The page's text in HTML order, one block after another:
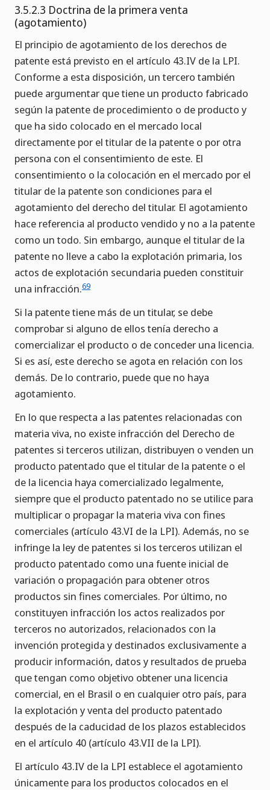
3.5.2.3 Doctrina de la primera venta
(agotamiento)
El principio de agotamiento de los derechos de
patente está previsto en el artículo 43.IV de la LPI.
Conforme a esta disposición, un tercero también
puede argumentar que tiene un producto fabricado
según la patente de procedimiento o de producto y
que ha sido colocado en el mercado local
directamente por el titular de la patente o por otra
persona con el consentimiento de este. El
consentimiento o la colocación en el mercado por el
titular de la patente son condiciones para el
agotamiento del derecho del titular. El agotamiento
hace referencia al producto vendido y no a la patente
como un todo. Sin embargo, aunque el titular de la
patente no lleve a cabo la explotación primaria, los
actos de explotación secundaria pueden constituir
una infracción.69
Si la patente tiene más de un titular, se debe
comprobar si alguno de ellos tenía derecho a
comercializar el producto o de conceder una licencia.
Si es así, este derecho se agota en relación con los
demás. De lo contrario, puede que no haya
agotamiento.
En lo que respecta a las patentes relacionadas con
materia viva, no existe infracción del Derecho de
patentes si terceros utilizan, distribuyen o venden un
producto patentado que el titular de la patente o el
de la licencia haya comercializado legalmente,
siempre que el producto patentado no se utilice para
multiplicar o propagar la materia viva con fines
comerciales (artículo 43.VI de la LPI). Además, no se
infringe la ley de patentes si los terceros utilizan el
producto patentado como una fuente inicial de
variación o propagación para obtener otros
productos sin fines comerciales. Por último, no
constituyen infracción los actos realizados por
terceros no autorizados, relacionados con la
invención protegida y destinados exclusivamente a
producir información, datos y resultados de prueba
que tengan como objetivo obtener una licencia
comercial, en el Brasil o en cualquier otro país, para
la explotación y venta del producto patentado
después de la caducidad de los plazos establecidos
en el artículo 40 (artículo 43.VII de la LPI).
El artículo 43.IV de la LPI establece el agotamiento
únicamente para los productos colocados en el